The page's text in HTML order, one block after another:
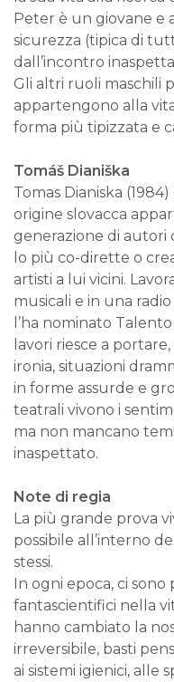
Peter è un giovane e
sicurezza (tipica di
dall’incontro
Gli altri ruoli maschili
appartengono alla
forma più tipizzata e
Tomáš Dianiška
Tomas Dianiska
origine slovacca
generazione di autori
lo più co-dirette o
artisti a lui vicini.
musicali e in una
l’ha nominato
lavori riesce a
ironia, situazioni
in forme assurde e
teatrali vivono i
ma non mancano
inaspettato.
Note di regia
La più grande prova
possibile all’interno
stessi.
In ogni epoca, ci sono
fantascientifici nella
hanno cambiato la
irreversibile, basti
ai sistemi igienici, alle